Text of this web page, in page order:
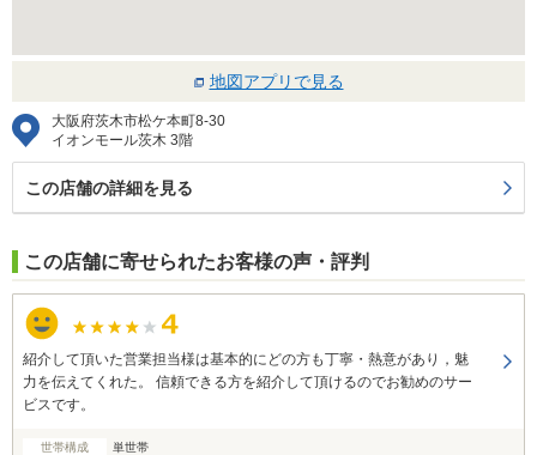
地図アプリで見る
大阪府茨木市松ケ本町8-30
イオンモール茨木 3階
この店舗の詳細を見る
この店舗に寄せられたお客様の声・評判
紹介して頂いた営業担当様は基本的にどの方も丁寧・熱意があり，魅
力を伝えてくれた。 信頼できる方を紹介して頂けるのでお勧めのサー
ビスです。
世帯構成
単世帯